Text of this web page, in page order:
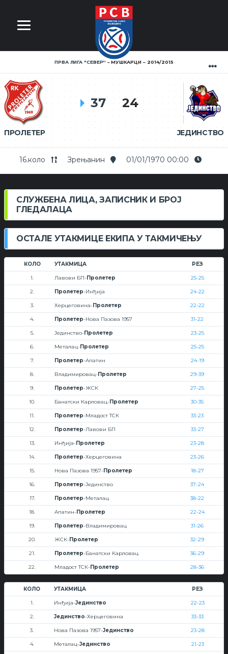
ПРВА ЛИГА ''СЕВЕР'' МУШКАРЦИ 2014/2015
ПРОЛЕТЕР
37
ЈЕДИНСТВО
24
16.коло Зрењанин 01/01/1970 00:00
СЛУЖБЕНА ЛИЦА, ЗАПИСНИК И БРОЈ
ГЛЕДАЛАЦА
ОСТАЛЕ УТАКМИЦЕ ЕКИПА У ТАКМИЧЕЊУ
КОЛО УТАКМИЦА РЕЗ
1. Лавови БП-Пролетер 25-25
2. Пролетер-Инђија 24-22
3. Херцеговина-Пролетер 22-22
4. Пролетер-Нова Пазова 1957 31-22
5. Јединство-Пролетер 23-25
6. Металац-Пролетер 25-25
7. Пролетер-Апатин 24-19
8. Владимировац-Пролетер 29-39
9. Пролетер-ЖСК 27-25
10. Банатски Карловац-Пролетер 30-35
11. Пролетер-Младост ТСК 33-23
12. Пролетер-Лавови БП 33-27
13. Инђија-Пролетер 23-28
14. Пролетер-Херцеговина 23-26
15. Нова Пазова 1957-Пролетер 18-27
16. Пролетер-Јединство 37-24
17. Пролетер-Металац 38-22
18. Апатин-Пролетер 22-24
19. Пролетер-Владимировац 31-26
20. ЖСК-Пролетер 32-29
21. Пролетер-Банатски Карловац 36-29
22. Младост ТСК-Пролетер 28-36
КОЛО УТАКМИЦА РЕЗ
1. Инђија-Јединство 22-23
2. Јединство-Херцеговина 33-33
3. Нова Пазова 1957-Јединство 23-28
4. Металац-Јединство 21-23